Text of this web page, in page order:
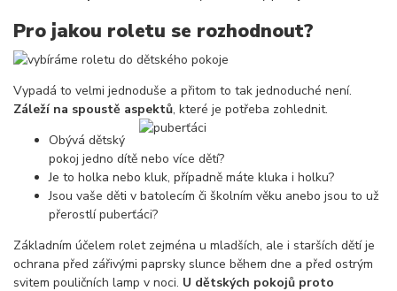
Pro jakou roletu se rozhodnout?
Vypadá to velmi jednoduše a přitom to tak jednoduché není.
Záleží na spoustě aspektů, které je potřeba zohlednit.
Obývá dětský
pokoj jedno dítě nebo více dětí?
Je to holka nebo kluk, případně máte kluka i holku?
Jsou vaše děti v batolecím či školním věku anebo jsou to už
přerostlí puberťáci?
Základním účelem rolet zejména u mladších, ale i starších dětí je
ochrana před zářivými paprsky slunce během dne a před ostrým
svitem pouličních lamp v noci. U dětských pokojů proto